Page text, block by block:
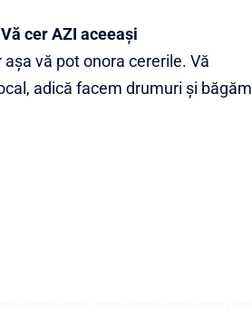
Vă cer AZI aceeași
vă pot onora cererile. Vă
adică facem drumuri și băgăm